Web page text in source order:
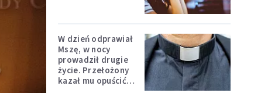
W dzień odprawiał
Mszę, w nocy
prowadził drugie
życie. Przełożony
kazał mu opuścić